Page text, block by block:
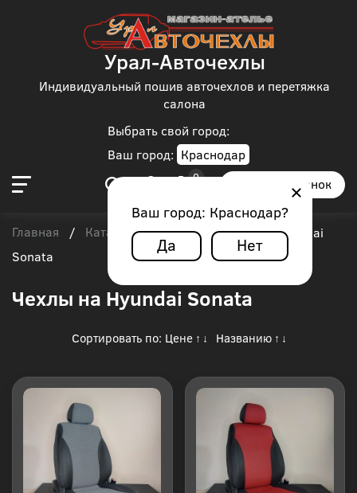
Выбрать свой город:
Ваш город: Краснодар
Ваш город: Краснодар?
Да Нет
Урал-Авточехлы
Индивидуальный пошив авточехлов и перетяжка
салона
Заказать звонок
Главная / Каталог чехлов / Hyundai / Hyundai
Sonata
Чехлы на Hyundai Sonata
Сортировать по: Цене ↑ ↓ Названию ↑ ↓